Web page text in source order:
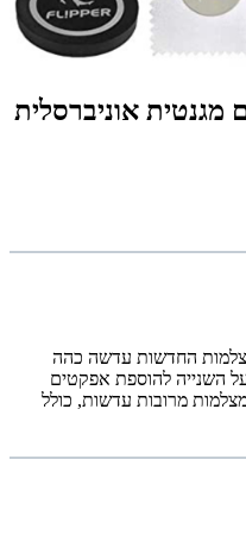
מגנטית אוניברסלית
החדשות עדשה כהה
השנייה להוספת אפקטים
מרובות עדשות, כולל